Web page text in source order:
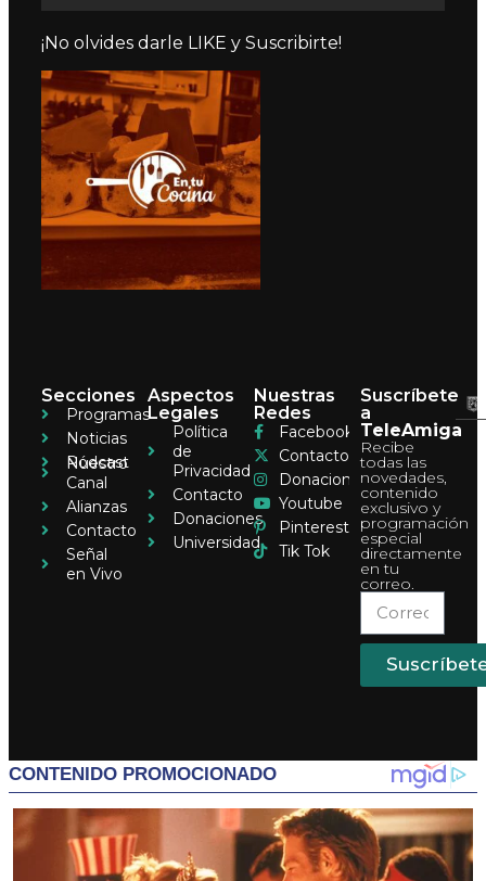
¡No olvides darle LIKE y Suscribirte!
Secciones
Programas
Noticias
Pódcast
Nuestro
Canal
Alianzas
Contacto
Señal
en Vivo
Aspectos
Legales
Política
de
Privacidad
Contacto
Donaciones
Universidad
Nuestras
Redes
Facebook
Contacto
Donaciones
Youtube
Pinterest
Tik Tok
Suscríbete
a
TeleAmiga
Recibe
todas las
novedades,
contenido
exclusivo y
programación
especial
directamente
en tu
correo.